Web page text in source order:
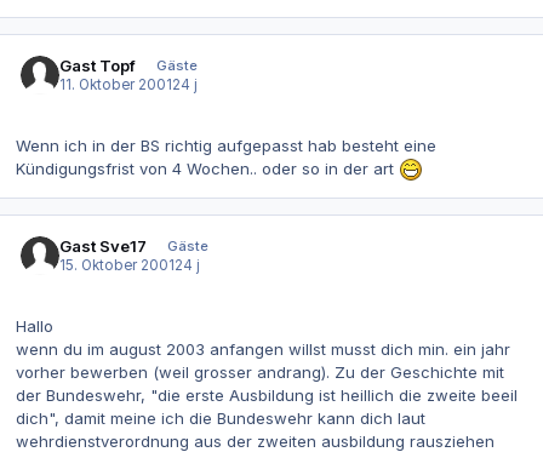
Gast Topf
Gäste
11. Oktober 2001 24 j
Wenn ich in der BS richtig aufgepasst hab besteht eine
Kündigungsfrist von 4 Wochen.. oder so in der art
Gast Sve17
Gäste
15. Oktober 2001 24 j
Hallo
wenn du im august 2003 anfangen willst musst dich min. ein jahr
vorher bewerben (weil grosser andrang). Zu der Geschichte mit
der Bundeswehr, "die erste Ausbildung ist heillich die zweite beeil
dich", damit meine ich die Bundeswehr kann dich laut
wehrdienstverordnung aus der zweiten ausbildung rausziehen